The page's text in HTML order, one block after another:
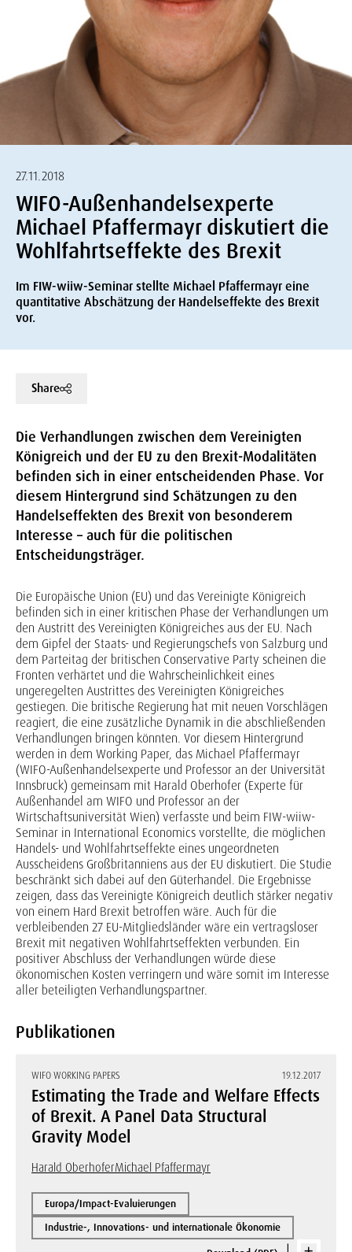
27.11.2018
WIFO-Außenhandelsexperte
Michael Pfaffermayr diskutiert die
Wohlfahrtseffekte des Brexit
Im FIW-wiiw-Seminar stellte Michael Pfaffermayr eine
quantitative Abschätzung der Handelseffekte des Brexit
vor.
Share
Die Verhandlungen zwischen dem Vereinigten
Königreich und der EU zu den Brexit-Modalitäten
befinden sich in einer entscheidenden Phase. Vor
diesem Hintergrund sind Schätzungen zu den
Handelseffekten des Brexit von besonderem
Interesse – auch für die politischen
Entscheidungsträger.
Die Europäische Union (EU) und das Vereinigte Königreich
befinden sich in einer kritischen Phase der Verhandlungen um
den Austritt des Vereinigten Königreiches aus der EU. Nach
dem Gipfel der Staats- und Regierungschefs von Salzburg und
dem Parteitag der britischen Conservative Party scheinen die
Fronten verhärtet und die Wahrscheinlichkeit eines
ungeregelten Austrittes des Vereinigten Königreiches
gestiegen. Die britische Regierung hat mit neuen Vorschlägen
reagiert, die eine zusätzliche Dynamik in die abschließenden
Verhandlungen bringen könnten. Vor diesem Hintergrund
werden in dem Working Paper, das Michael Pfaffermayr
(WIFO-Außenhandelsexperte und Professor an der Universität
Innsbruck) gemeinsam mit Harald Oberhofer (Experte für
Außenhandel am WIFO und Professor an der
Wirtschaftsuniversität Wien) verfasste und beim FIW-wiiw-
Seminar in International Economics vorstellte, die möglichen
Handels- und Wohlfahrtseffekte eines ungeordneten
Ausscheidens Großbritanniens aus der EU diskutiert. Die Studie
beschränkt sich dabei auf den Güterhandel. Die Ergebnisse
zeigen, dass das Vereinigte Königreich deutlich stärker negativ
von einem Hard Brexit betroffen wäre. Auch für die
verbleibenden 27 EU-Mitgliedsländer wäre ein vertragsloser
Brexit mit negativen Wohlfahrtseffekten verbunden. Ein
positiver Abschluss der Verhandlungen würde diese
ökonomischen Kosten verringern und wäre somit im Interesse
aller beteiligten Verhandlungspartner.
Publikationen
WIFO WORKING PAPERS 19.12.2017
Estimating the Trade and Welfare Effects
of Brexit. A Panel Data Structural
Gravity Model
Harald OberhoferMichael Pfaffermayr
Europa/Impact-Evaluierungen
Industrie-, Innovations- und internationale Ökonomie